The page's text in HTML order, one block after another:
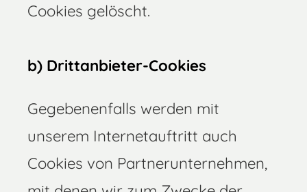
Cookies gelöscht.
b) Drittanbieter-Cookies
Gegebenenfalls werden mit
unserem Internetauftritt auch
Cookies von Partnerunternehmen,